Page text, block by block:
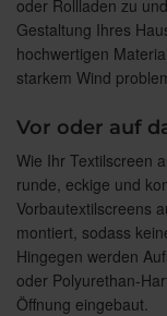
oder Rollladen zu
Gestaltung Ihres
hochwertigen
starkem Wind
Vor oder auf
Wie Ihr Textilscreen
runde, eckige und
Vorbautextilscreens
montiert, sodass
Hingegen werden
oder Polyurethan-
Öffnung eingebaut.